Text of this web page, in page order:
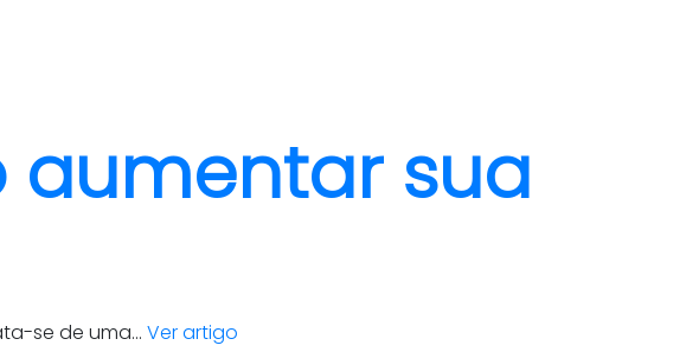
aumentar sua
se de uma... Ver artigo